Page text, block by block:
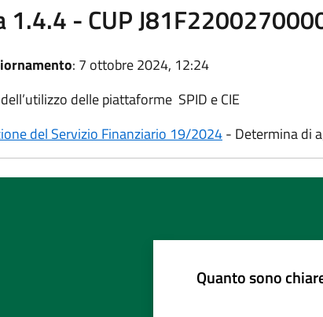
1.4.4 - CUP
: 7 ottobre 2024, 12:24
delle piattaforme SPID e CIE
del Servizio Finanziario 19/2024- Determina di
Quanto sono